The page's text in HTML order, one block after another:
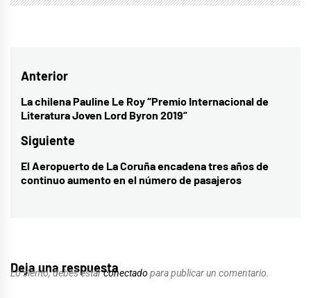
Navegación
de
Anterior
Entrada
anterior:
La chilena Pauline Le Roy “Premio Internacional de
Literatura Joven Lord Byron 2019”
Siguiente
Entrada
siguiente:
El Aeropuerto de La Coruña encadena tres años de
continuo aumento en el número de pasajeros
Deja una respuesta
Lo siento, debes estarconectado para publicar un comentario.